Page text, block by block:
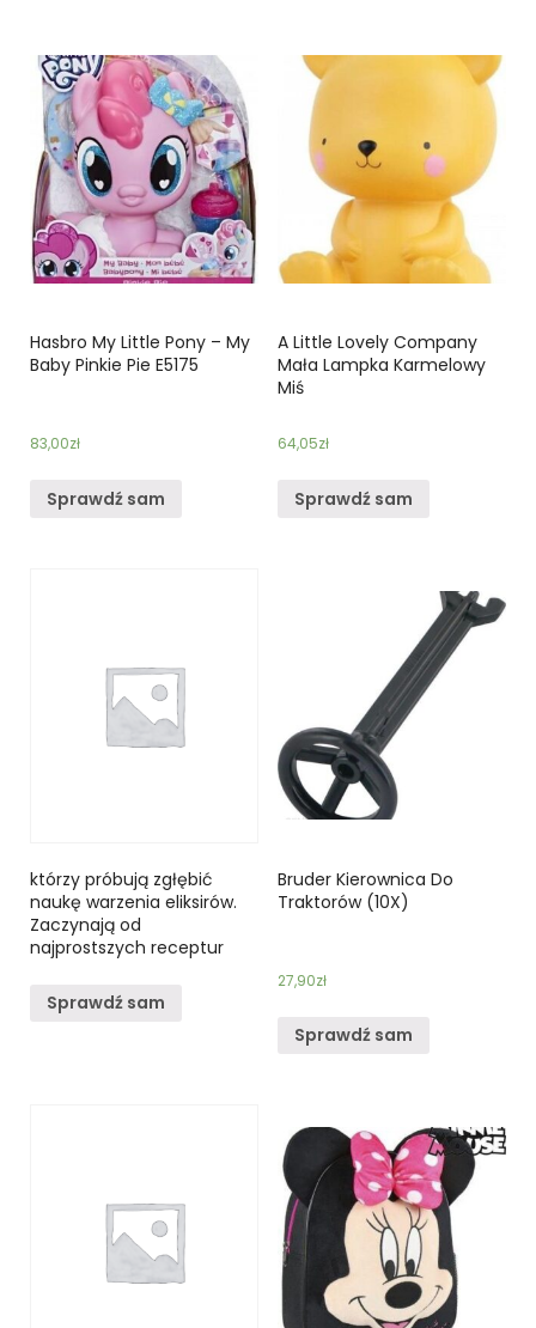
Hasbro My Little Pony – My
Baby Pinkie Pie E5175
83,00zł
Sprawdź sam
A Little Lovely Company
Mała Lampka Karmelowy
Miś
64,05zł
Sprawdź sam
którzy próbują zgłębić
naukę warzenia eliksirów.
Zaczynają od
najprostszych receptur
Sprawdź sam
Bruder Kierownica Do
Traktorów (10X)
27,90zł
Sprawdź sam